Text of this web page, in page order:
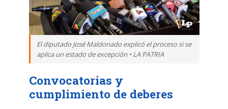
El diputado José Maldonado explicó el proceso si se
aplica un estado de excepción • LA PATRIA
Convocatorias y
cumplimiento de deberes